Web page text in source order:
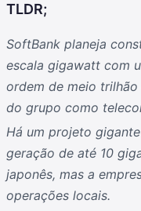
TLDR;
SoftBank planeja
escala gigawatt com
ordem de meio
do grupo como
Há um projeto
geração de até 10
japonês, mas a
operações locais.